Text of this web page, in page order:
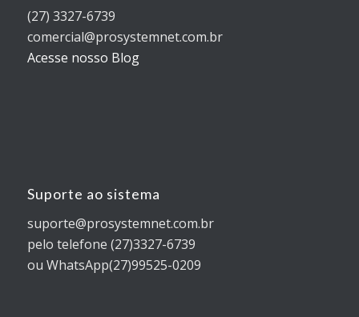
(27) 3327-6739
comercial@prosystemnet.com.br
Acesse nosso Blog
Suporte ao sistema
suporte@prosystemnet.com.br
pelo telefone (27)3327-6739
ou WhatsApp(27)99525-0209